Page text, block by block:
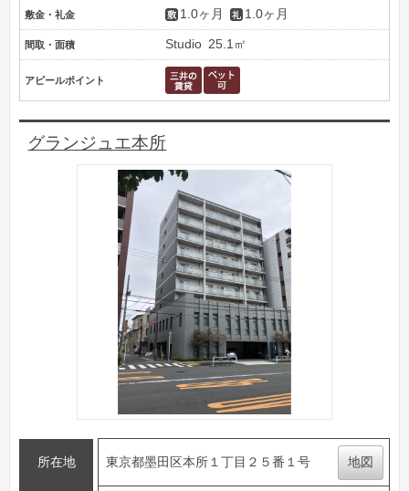
敷金・礼金 1.0ヶ月 1.0ヶ月
間取・面積 Studio 25.1㎡
アピールポイント
グランジュエ本所
所在地 東京都墨田区本所１丁目２５番１号 地図